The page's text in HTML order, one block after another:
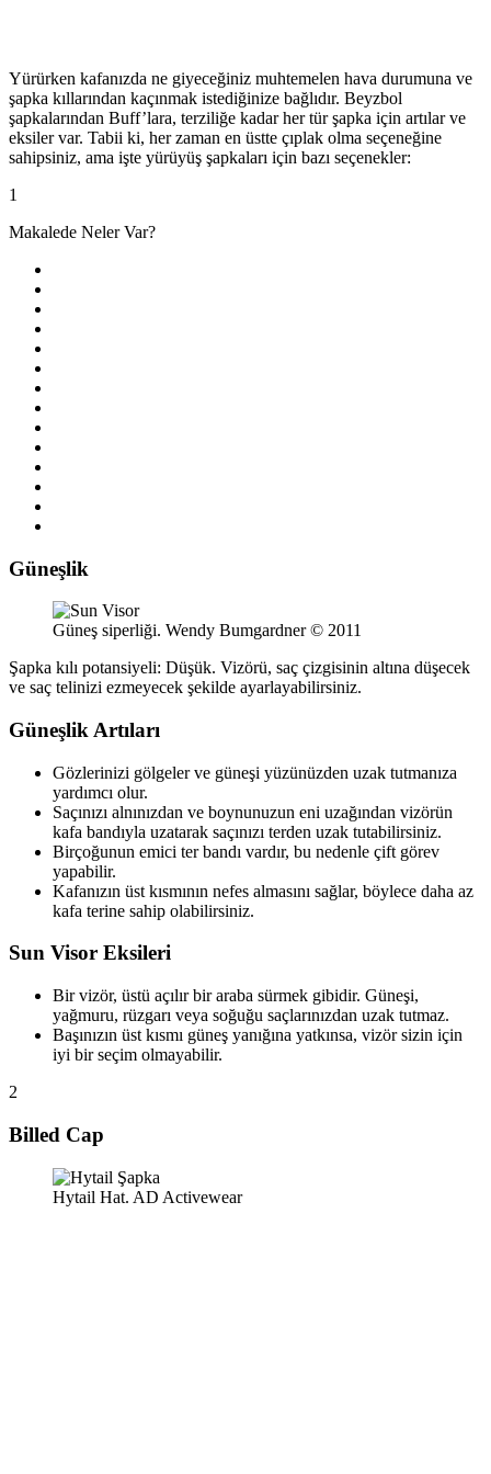
Yürürken kafanızda ne giyeceğiniz muhtemelen hava durumuna ve
şapka kıllarından kaçınmak istediğinize bağlıdır. Beyzbol
şapkalarından Buff’lara, terziliğe kadar her tür şapka için artılar ve
eksiler var. Tabii ki, her zaman en üstte çıplak olma seçeneğine
sahipsiniz, ama işte yürüyüş şapkaları için bazı seçenekler:
1
Makalede Neler Var?
Güneşlik
Güneş siperliği. Wendy Bumgardner © 2011
Şapka kılı potansiyeli: Düşük. Vizörü, saç çizgisinin altına düşecek
ve saç telinizi ezmeyecek şekilde ayarlayabilirsiniz.
Güneşlik Artıları
Gözlerinizi gölgeler ve güneşi yüzünüzden uzak tutmanıza
yardımcı olur.
Saçınızı alnınızdan ve boynunuzun eni uzağından vizörün
kafa bandıyla uzatarak saçınızı terden uzak tutabilirsiniz.
Birçoğunun emici ter bandı vardır, bu nedenle çift görev
yapabilir.
Kafanızın üst kısmının nefes almasını sağlar, böylece daha az
kafa terine sahip olabilirsiniz.
Sun Visor Eksileri
Bir vizör, üstü açılır bir araba sürmek gibidir. Güneşi,
yağmuru, rüzgarı veya soğuğu saçlarınızdan uzak tutmaz.
Başınızın üst kısmı güneş yanığına yatkınsa, vizör sizin için
iyi bir seçim olmayabilir.
2
Billed Cap
Hytail Hat. AD Activewear